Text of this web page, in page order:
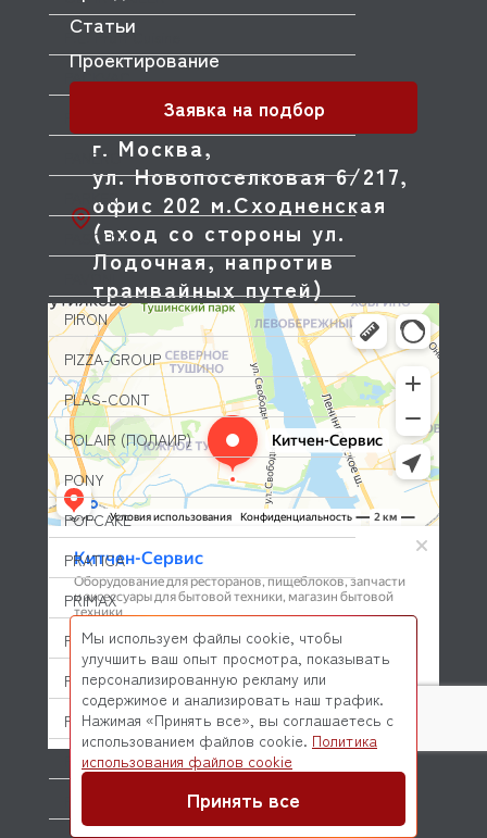
P.L. Proff Cuisine
PACKVAC
PANERO
PARKER
PASQUINI
PIRON
PIZZA-GROUP
PLAS-CONT
POLAIR (ПОЛАИР)
PONY
POPCAKE
PRATICA
PRIMAX
PRIMUS
PRISMAFOOD
PROBAR
PRODIGY
PROFESSIONAL SPARES
г. Москва,
ул. Новопоселковая 6/217,
офис 202 м.Сходненская
(вход со стороны ул.
Лодочная, напротив
трамвайных путей)
Статьи
Проектирование
Заявка на подбор
© 2026 Kitchen-Service.com Интернет-магазин запчастей
и оборудования профессиональной кухни
Мы используем файлы cookie, чтобы
улучшить ваш опыт просмотра, показывать
персонализированную рекламу или
содержимое и анализировать наш трафик.
Нажимая «Принять все», вы соглашаетесь с
использованием файлов cookie. Политика
использования файлов cookie
Принять все